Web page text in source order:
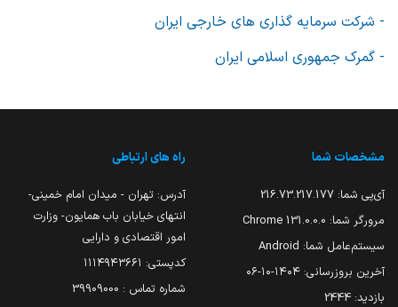
- شرکت سرمایه گذاری های خارجی ایران
- گمرک جمهوری اسلامی ایران
مشخصات شما
آی‌پی شما: 216.73.217.177
مرورگر شما: 131.0.0.0 Chrome
سیستم‌عامل شما: Android
آخرین بروزرسانی: ۱۴۰۴-۱۰-۰۶
بازدید: 2444
راه های ارتباطی
آدرس: تهران - میدان امام خمینی-
انتهای خیابان باب همایون- وزارت
امور اقتصادی و دارایی
کدپستی: ۱۱۱۴۹۴۳۶۶۱
شماره تماس : 39909000